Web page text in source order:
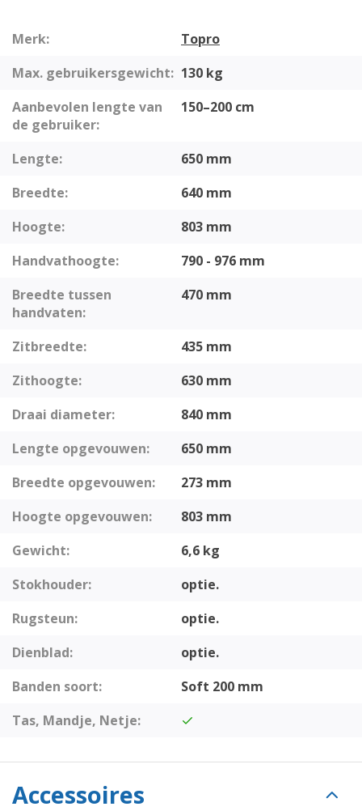
Accessoires
Merk:
Topro
Max. gebruikersgewicht: 130 kg
Aanbevolen lengte van
de gebruiker:
150–200 cm
Lengte:
650 mm
Breedte:
640 mm
Hoogte:
803 mm
Handvathoogte:
790 - 976 mm
Breedte tussen
handvaten:
470 mm
Zitbreedte:
435 mm
Zithoogte:
630 mm
Draai diameter:
840 mm
Lengte opgevouwen:
650 mm
Breedte opgevouwen:
273 mm
Hoogte opgevouwen:
803 mm
Gewicht:
6,6 kg
Stokhouder:
optie.
Rugsteun:
optie.
Dienblad:
optie.
Banden soort:
Soft 200 mm
Tas, Mandje, Netje: